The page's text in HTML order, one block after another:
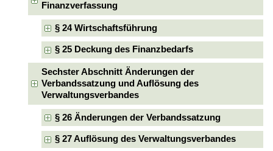
Finanzverfassung
§ 24 Wirtschaftsführung
§ 25 Deckung des Finanzbedarfs
Sechster Abschnitt Änderungen der
Verbandssatzung und Auflösung des
Verwaltungsverbandes
§ 26 Änderungen der Verbandssatzung
§ 27 Auflösung des Verwaltungsverbandes